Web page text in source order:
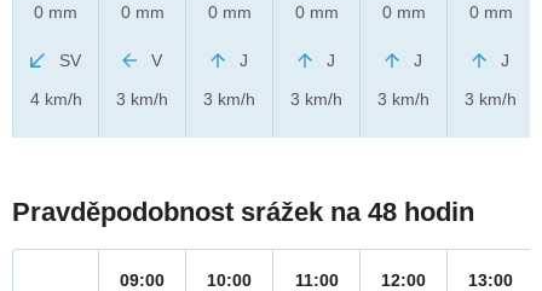
0 mm
SV
4 km/h
0 mm
V
3 km/h
0 mm
J
3 km/h
0 mm
J
3 km/h
0 mm
J
3 km/h
0 mm
J
3 km/h
Pravděpodobnost srážek na 48 hodin
09:00
10:00
11:00
12:00
13:00